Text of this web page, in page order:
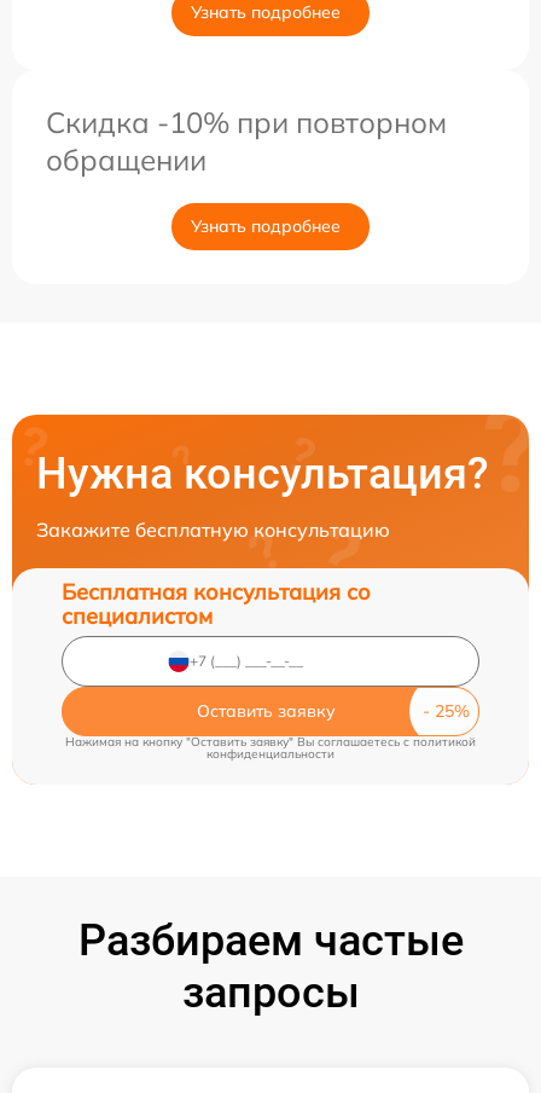
Узнать подробнее
Скидка -10% при повторном
обращении
Узнать подробнее
Нужна консультация?
Закажите бесплатную консультацию
Бесплатная консультация со
специалистом
Оставить заявку
Нажимая на кнопку "Оставить заявку" Вы соглашаетесь cполитикой
конфиденциальности
Разбираем частые
запросы